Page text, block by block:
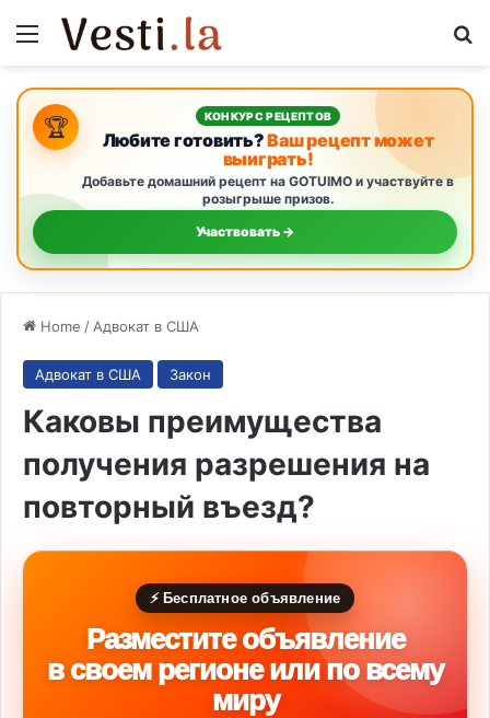
Menu
🏆 КОНКУРС РЕЦЕПТОВ
Любите готовить?Ваш рецепт может
выиграть!
Добавьте домашний рецепт на GOTUIMO и участвуйте в
розыгрыше призов.
Участвовать →
Home / Адвокат в США
Адвокат в США Закон
Каковы преимущества
получения разрешения на
повторный въезд?
⚡ Бесплатное объявление
Разместите объявление
в своем регионе или по всему
миру